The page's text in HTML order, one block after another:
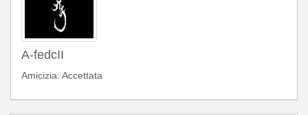
A-fedcII
Amicizia: Accettata